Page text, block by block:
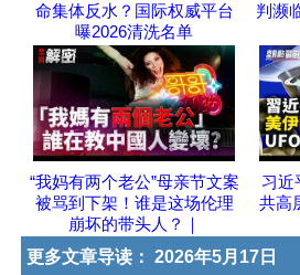
命集体反水？国际权威平台
曝2026清洗名单
判濒
“我妈有两个老公”母亲节文案
被骂到下架！谁是这场伦理
崩坏的带头人？｜
习近
共高
更多文章导读： 2026年5月17日